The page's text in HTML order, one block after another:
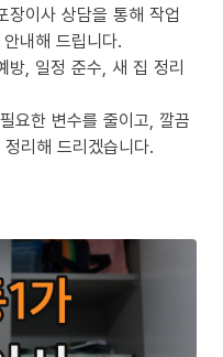
장이사 상담을 통해 작업
내해 드립니다.
방, 일정 준수, 새 집 정리
요한 변수를 줄이고, 깔끔
리해 드리겠습니다.